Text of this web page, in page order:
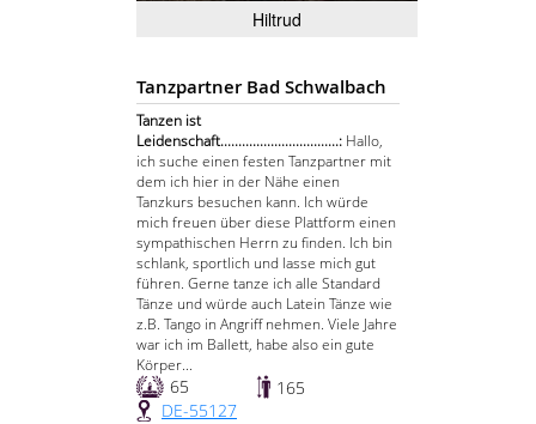
Hiltrud
Tanzpartner Bad Schwalbach
Tanzen ist
Leidenschaft.................................: Hallo,
ich suche einen festen Tanzpartner mit
dem ich hier in der Nähe einen
Tanzkurs besuchen kann. Ich würde
mich freuen über diese Plattform einen
sympathischen Herrn zu finden. Ich bin
schlank, sportlich und lasse mich gut
führen. Gerne tanze ich alle Standard
Tänze und würde auch Latein Tänze wie
z.B. Tango in Angriff nehmen. Viele Jahre
war ich im Ballett, habe also ein gute
Körper...
65
165
DE-55127